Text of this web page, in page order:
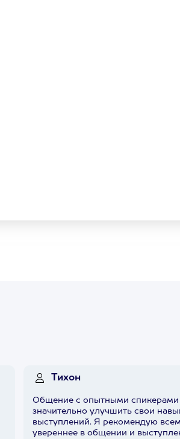
Тихон
Общение с опытными
значительно улучшить свои
выступлений. Я рекомендую
увереннее в общении и